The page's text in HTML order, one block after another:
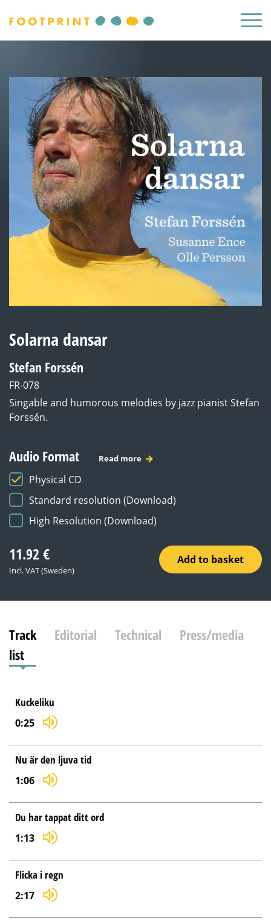
Solarna dansar
Stefan Forssén
FR-078
Singable and humorous melodies by jazz pianist Stefan
Forssén.
Audio Format Read more
Physical CD
Standard resolution (Download)
High Resolution (Download)
11.92 €
Incl. VAT (Sweden)
Add to basket
Track
list
Editorial Technical Press/media
Kuckeliku
0:25
Nu är den ljuva tid
1:06
Du har tappat ditt ord
1:13
Flicka i regn
2:17